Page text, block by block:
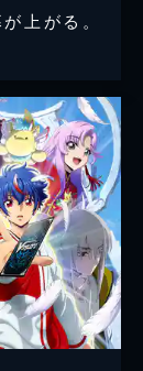
上がる。